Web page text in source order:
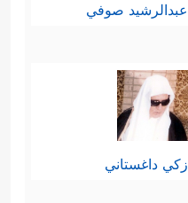
عبدالرشيد صوفي
زكي داغستاني